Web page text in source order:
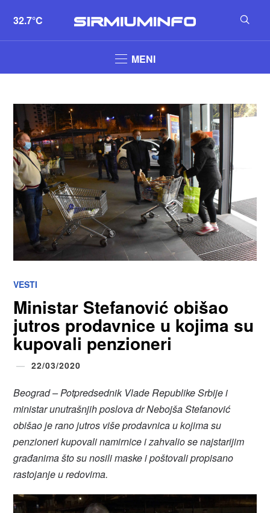
32.7°C
MENI
VESTI
Ministar Stefanović obišao
jutros prodavnice u kojima su
kupovali penzioneri
22/03/2020
Beograd – Potpredsednik Vlade Republike Srbije i
ministar unutrašnjih poslova dr Nebojša Stefanović
obišao je rano jutros više prodavnica u kojima su
penzioneri kupovali namirnice i zahvalio se najstarijim
građanima što su nosili maske i poštovali propisano
rastojanje u redovima.